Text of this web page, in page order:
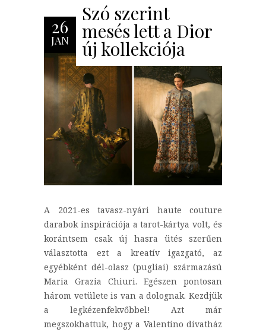
26
JAN
Szó szerint
mesés lett a Dior
új kollekciója
A 2021-es tavasz-nyári haute couture
darabok inspirációja a tarot-kártya volt, és
korántsem csak új hasra ütés szerűen
választotta ezt a kreatív igazgató, az
egyébként dél-olasz (pugliai) származású
Maria Grazia Chiuri. Egészen pontosan
három vetülete is van a dolognak. Kezdjük
a legkézenfekvőbbel! Azt már
megszokhattuk, hogy a Valentino divatház